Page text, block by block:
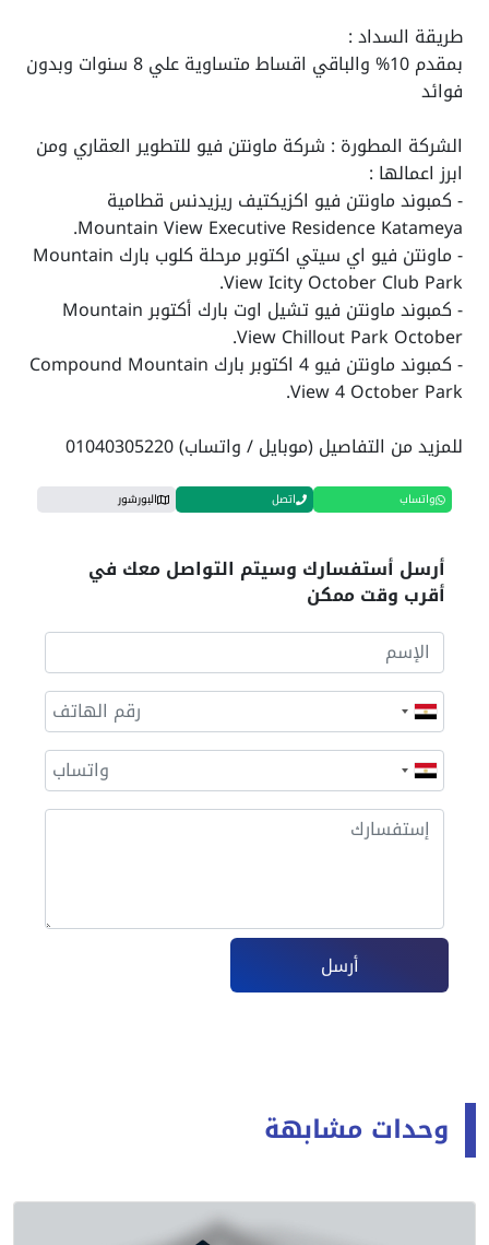
طريقة السداد :
بمقدم 10% والباقي اقساط متساوية علي 8 سنوات وبدون
فوائد
الشركة المطورة : شركة ماونتن فيو للتطوير العقاري ومن
ابرز اعمالها :
- كمبوند ماونتن فيو اكزيكتيف ريزيدنس قطامية
Mountain View Executive Residence Katameya.
- ماونتن فيو اي سيتي اكتوبر مرحلة كلوب بارك Mountain
View Icity October Club Park.
- كمبوند ماونتن فيو تشيل اوت بارك أكتوبر Mountain
View Chillout Park October.
- كمبوند ماونتن فيو 4 اكتوبر بارك Compound Mountain
View 4 October Park.
للمزيد من التفاصيل (موبايل / واتساب) 01040305220
واتساب اتصل البورشور
أرسل أستفسارك وسيتم التواصل معك في
أقرب وقت ممكن
أرسل
وحدات مشابهة